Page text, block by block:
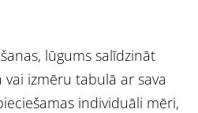
lūgums salīdzināt
izmēru tabulā ar sava
individuāli mēri,